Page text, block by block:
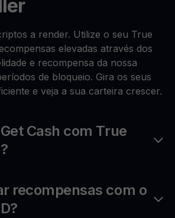
a render. Utilize o seu True
elevadas através dos
e recompensa da nossa
de bloqueio. Gira os seus
e veja a sua carteira crescer.
Cash com True
recompensas com o